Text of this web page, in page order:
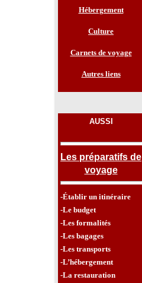
Hébergement
Culture
Carnets de voyage
Autres liens
AUSSI
Les préparatifs de
voyage
-Établir un itinéraire
-Le budget
-Les formalités
-Les bagages
-Les transports
-L’hébergement
-La restauration